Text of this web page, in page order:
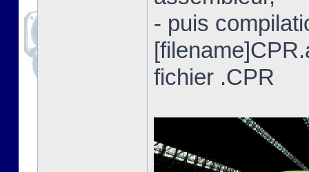
- puis
fichier .CPR